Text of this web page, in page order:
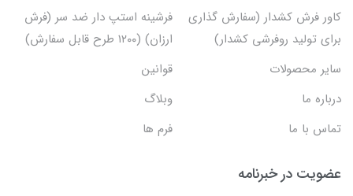
کاور فرش کشدار (سفارش گذاری
برای تولید روفرشی کشدار)
فرشینه استپ دار ضد سر (فرش
ارزان) (۱۲۰۰ طرح قابل سفارش)
سایر محصولات
قوانین
درباره ما
وبلاگ
تماس با ما
فرم ها
عضویت در خبرنامه